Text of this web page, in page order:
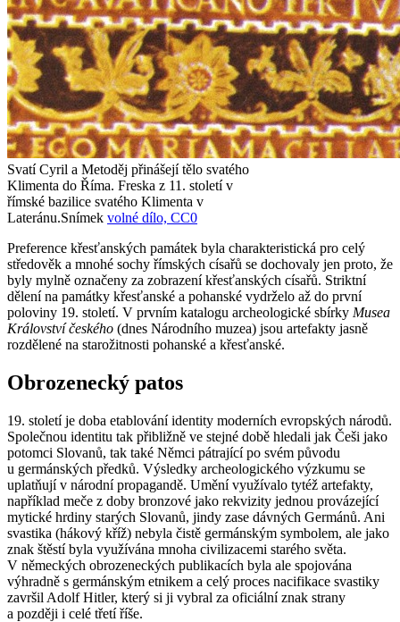
Svatí Cyril a Metoděj přinášejí tělo svatého
Klimenta do Říma. Freska z 11. století v
římské bazilice svatého Klimenta v
Lateránu.Snímek volné dílo, CC0
Preference křesťanských památek byla charakteristická pro celý
středověk a mnohé sochy římských císařů se dochovaly jen proto, že
byly mylně označeny za zobrazení křesťanských císařů. Striktní
dělení na památky křesťanské a pohanské vydrželo až do první
poloviny 19. století. V prvním katalogu archeologické sbírky Musea
Království českého (dnes Národního muzea) jsou artefakty jasně
rozdělené na starožitnosti pohanské a křesťanské.
Obrozenecký patos
19. století je doba etablování identity moderních evropských národů.
Společnou identitu tak přibližně ve stejné době hledali jak Češi jako
potomci Slovanů, tak také Němci pátrající po svém původu
u germánských předků. Výsledky archeologického výzkumu se
uplatňují v národní propagandě. Umění využívalo tytéž artefakty,
například meče z doby bronzové jako rekvizity jednou provázející
mytické hrdiny starých Slovanů, jindy zase dávných Germánů. Ani
svastika (hákový kříž) nebyla čistě germánským symbolem, ale jako
znak štěstí byla využívána mnoha civilizacemi starého světa.
V německých obrozeneckých publikacích byla ale spojována
výhradně s germánským etnikem a celý proces nacifikace svastiky
završil Adolf Hitler, který si ji vybral za oficiální znak strany
a později i celé třetí říše.